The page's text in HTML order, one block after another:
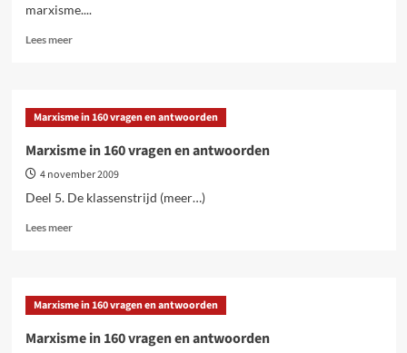
marxisme....
Lees meerLees
in
160
en
antwoorden
Marxisme in 160 vragen en antwoorden
Marxisme in 160 vragen en antwoorden
4 november 2009
Deel 5. De klassenstrijd (meer…)
Lees meerLees
in
160
en
Marxisme in 160 vragen en antwoorden
Marxisme in 160 vragen en antwoorden